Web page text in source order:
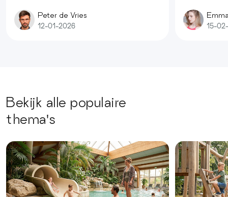
Peter de Vries
12-01-2026 15-
Bekijk alle populaire
thema's